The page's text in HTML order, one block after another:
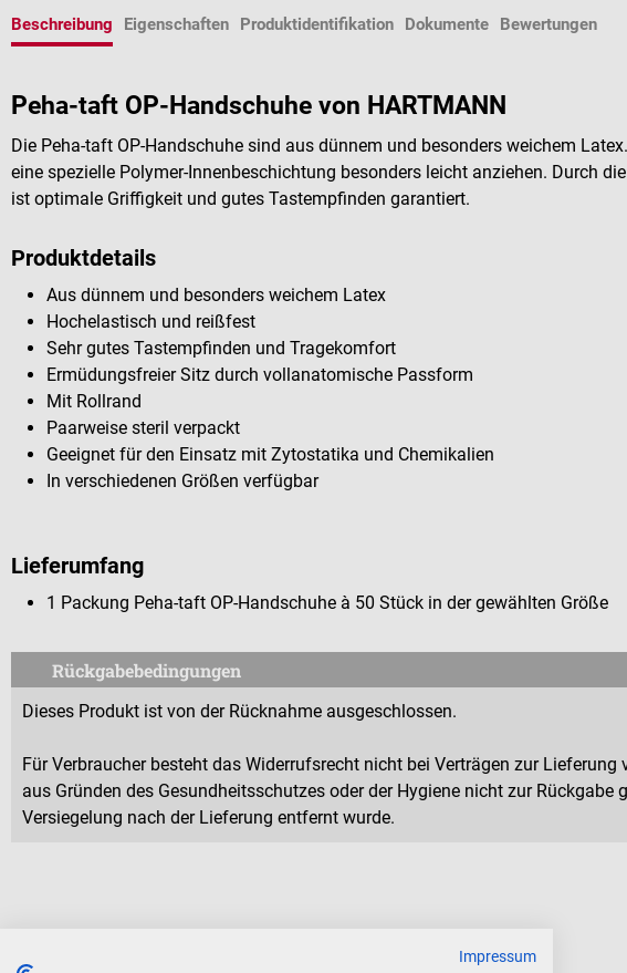
Beschreibung Eigenschaften Produktidentifikation Dokumente Bewertungen
Peha-taft OP-Handschuhe von HARTMANN
Die Peha-taft OP-Handschuhe sind aus dünnem und besonders weichem
eine spezielle Polymer-Innenbeschichtung besonders leicht anziehen. Durch
ist optimale Griffigkeit und gutes Tastempfinden garantiert.
Produktdetails
Aus dünnem und besonders weichem Latex
Hochelastisch und reißfest
Sehr gutes Tastempfinden und Tragekomfort
Ermüdungsfreier Sitz durch vollanatomische Passform
Mit Rollrand
Paarweise steril verpackt
Geeignet für den Einsatz mit Zytostatika und Chemikalien
In verschiedenen Größen verfügbar
Lieferumfang
1 Packung Peha-taft OP-Handschuhe à 50 Stück in der gewählten Größe
Rückgabebedingungen
Dieses Produkt ist von der Rücknahme ausgeschlossen.
Für Verbraucher besteht das Widerrufsrecht nicht bei Verträgen zur Lieferung
aus Gründen des Gesundheitsschutzes oder der Hygiene nicht zur Rückgabe
Versiegelung nach der Lieferung entfernt wurde.
Impressum